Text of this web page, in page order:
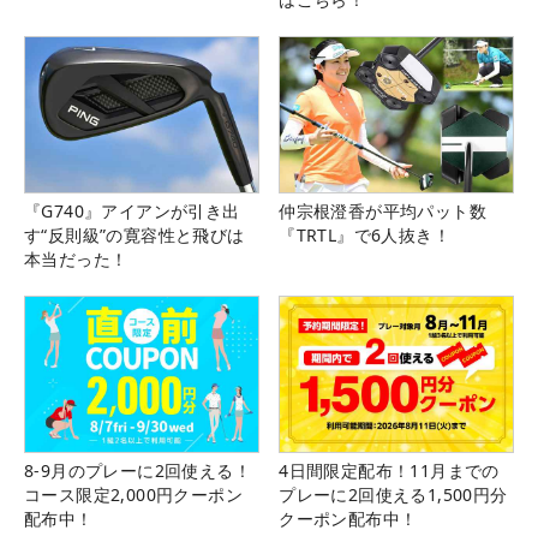
『G740』アイアンが引き出
す“反則級”の寛容性と飛びは
本当だった！
仲宗根澄香が平均パット数
『TRTL』で6人抜き！
8-9月のプレーに2回使える！
コース限定2,000円クーポン
配布中！
4日間限定配布！11月までの
プレーに2回使える1,500円分
クーポン配布中！